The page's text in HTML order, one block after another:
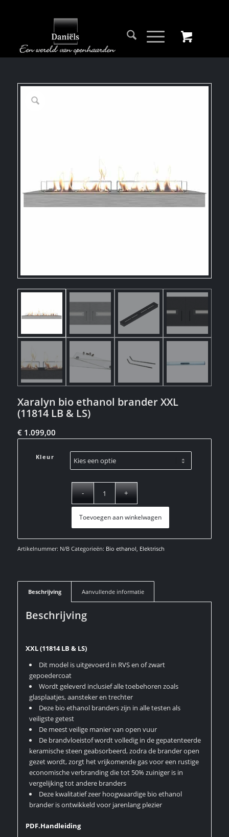
Xaralyn bio ethanol brander XXL
(11814 LB & LS)
€ 1.099,00
Kleur
Toevoegen aan winkelwagen
Artikelnummer: N/B Categorieën: Bio ethanol, Elektrisch
Beschrijving Aanvullende informatie
Beschrijving
XXL (11814 LB & LS)
Dit model is uitgevoerd in RVS en of zwart
gepoedercoat
Wordt geleverd inclusief alle toebehoren zoals
glasplaatjes, aansteker en trechter
Deze bio ethanol branders zijn in alle testen als
veiligste getest
De meest veilige manier van open vuur
De brandvloeistof wordt volledig in de gepatenteerde
keramische steen geabsorbeerd, zodra de brander open
gezet wordt, zorgt het vrijkomende gas voor een rustige
economische verbranding die tot 50% zuiniger is in
vergelijking tot andere branders
Deze kwalitatief zeer hoogwaardige bio ethanol
brander is ontwikkeld voor jarenlang plezier
PDF.Handleiding